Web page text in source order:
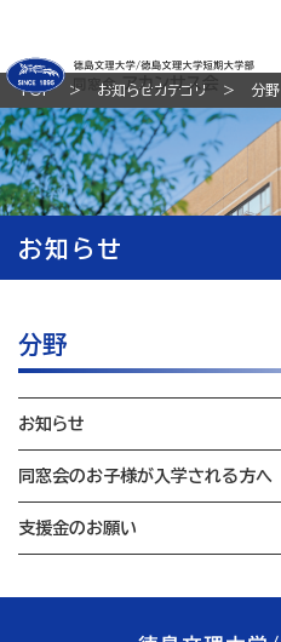
TOP お知らせカテゴリ 分野
お知らせ
分野
お知らせ
同窓会のお子様が入学される方へ
支援金のお願い